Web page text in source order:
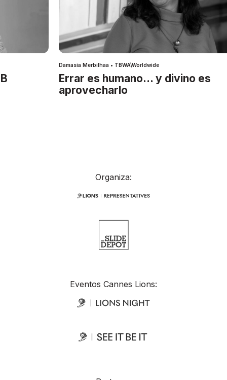
Damasia Merbilhaa • TBWA\Worldwide
Errar es humano… y divino es
aprovecharlo
Organiza:
Eventos Cannes Lions: